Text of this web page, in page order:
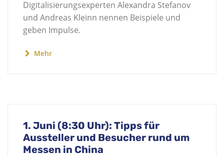
Digitalisierungsexperten Alexandra Stefanov
und Andreas Kleinn nennen Beispiele und
geben Impulse.
Mehr
1. Juni (8:30 Uhr): Tipps für
Aussteller und Besucher rund um
Messen in China